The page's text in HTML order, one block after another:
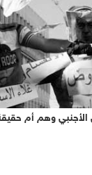
الأجنبي وهم أم